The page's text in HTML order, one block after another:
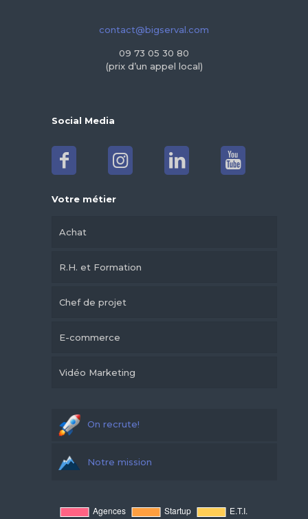
contact@bigserval.com
09 73 05 30 80
(prix d’un appel local)
Social Media
Votre métier
Achat
R.H. et Formation
Chef de projet
E-commerce
Vidéo Marketing
On recrute!
Notre mission